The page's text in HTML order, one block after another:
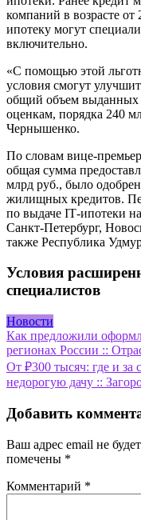
компаний в возрасте от
ипотеку могут
включительно.
«С помощью этой
условия смогут
общий объем выданных
оценкам, порядка 240
Чернышенко.
По словам вице-
общая сумма
млрд руб., было
жилищных кредитов.
по выдаче IТ-ипотеки
Санкт-Петербург,
также Республика
Условия
специалистов
Новости
Навигация
по
записям
Как предложили
регионах России ::
От ₽300 тысяч: где и за
недорогую дачу ::
Добавить
Ваш адрес email не
помечены *
Комментарий *